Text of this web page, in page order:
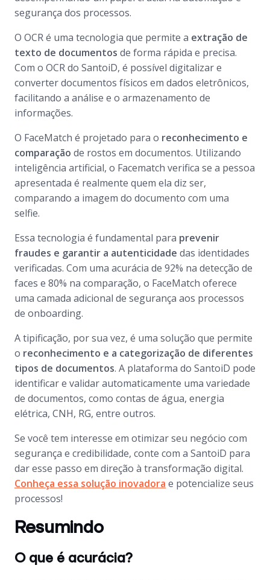
segurança dos processos.
O OCR é uma tecnologia que permite a extração de
texto de documentos de forma rápida e precisa.
Com o OCR do SantoiD, é possível digitalizar e
converter documentos físicos em dados eletrônicos,
facilitando a análise e o armazenamento de
informações.
O FaceMatch é projetado para o reconhecimento e
comparação de rostos em documentos. Utilizando
inteligência artificial, o Facematch verifica se a pessoa
apresentada é realmente quem ela diz ser,
comparando a imagem do documento com uma
selfie.
Essa tecnologia é fundamental para prevenir
fraudes e garantir a autenticidade das identidades
verificadas. Com uma acurácia de 92% na detecção de
faces e 80% na comparação, o FaceMatch oferece
uma camada adicional de segurança aos processos
de onboarding.
A tipificação, por sua vez, é uma solução que permite
o reconhecimento e a categorização de diferentes
tipos de documentos. A plataforma do SantoiD pode
identificar e validar automaticamente uma variedade
de documentos, como contas de água, energia
elétrica, CNH, RG, entre outros.
Se você tem interesse em otimizar seu negócio com
segurança e credibilidade, conte com a SantoiD para
dar esse passo em direção à transformação digital.
Conheça essa solução inovadora e potencialize seus
processos!
Resumindo
O que é acurácia?